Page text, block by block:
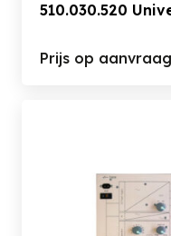
510.030.520
Prijs op aanvraag